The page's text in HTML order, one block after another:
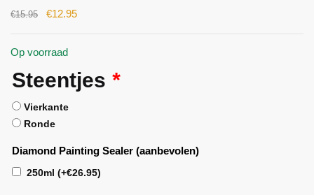
€15.95 €12.95
Op voorraad
Steentjes *
Vierkante
Ronde
Diamond Painting Sealer (aanbevolen)
250ml (+€26.95)